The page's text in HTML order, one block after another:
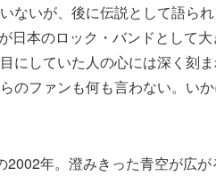
ないが、後に伝説として語ら
日本のロック・バンドとして
にしていた人の心には深く刻
のファンも何も言わない。い
2002年。澄みきった青空が広